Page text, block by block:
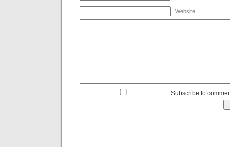
Website
Subscribe to